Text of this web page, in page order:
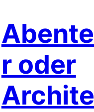
r oder